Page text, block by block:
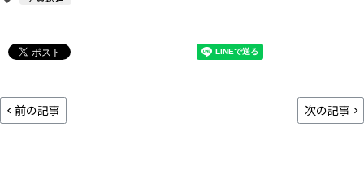
前の記事 次の記事